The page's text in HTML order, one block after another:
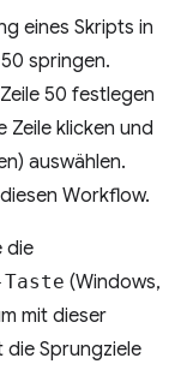
eines Skripts in
springen.
50 festlegen
klicken und
auswählen.
Workflow.
die
(Windows,
mit dieser
Sprungziele